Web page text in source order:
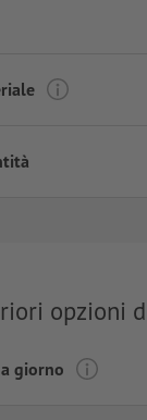
opzioni
giorno